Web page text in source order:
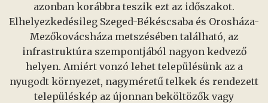
azonban korábbra teszik ezt az időszakot.
Elhelyezkedésileg Szeged-Békéscsaba és Orosháza-
Mezőkovácsháza metszésében található, az
infrastruktúra szempontjából nagyon kedvező
helyen. Amiért vonzó lehet településünk az a
nyugodt környezet, nagyméretű telkek és rendezett
településkép az újonnan beköltözők vagy